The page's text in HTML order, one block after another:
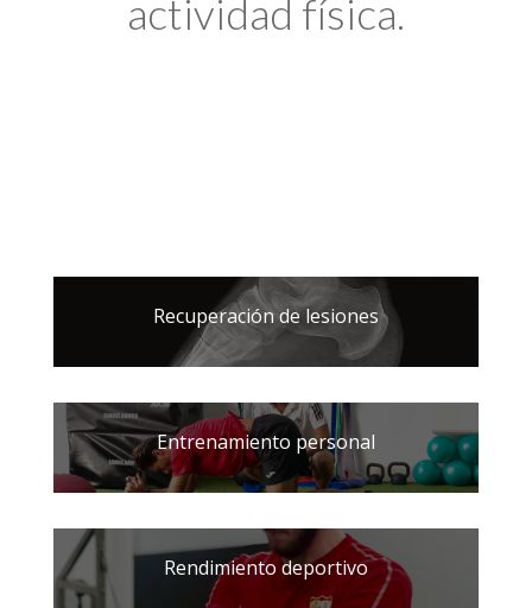
actividad física.
Recuperación de lesiones
Entrenamiento personal
Rendimiento deportivo